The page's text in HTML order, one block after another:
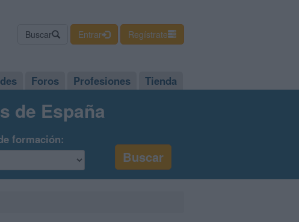
Buscar Entrar Regístrate
Foros Profesiones Tienda
de España
formación: